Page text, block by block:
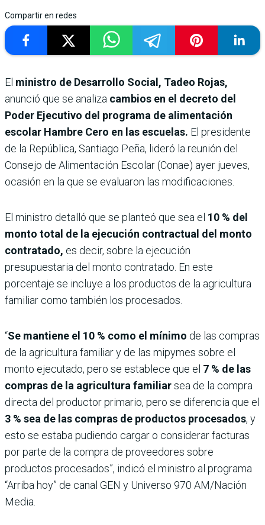
Compartir en redes
El ministro de Desarrollo Social, Tadeo Rojas,
anunció que se analiza cambios en el decreto del
Poder Ejecutivo del programa de alimentación
escolar Hambre Cero en las escuelas. El presidente
de la República, Santiago Peña, lideró la reunión del
Consejo de Alimentación Escolar (Conae) ayer jueves,
ocasión en la que se evaluaron las modificaciones.
El ministro detalló que se planteó que sea el 10 % del
monto total de la ejecución contractual del monto
contratado, es decir, sobre la ejecución
presupuestaria del monto contratado. En este
porcentaje se incluye a los productos de la agricultura
familiar como también los procesados.
“Se mantiene el 10 % como el mínimo de las compras
de la agricultura familiar y de las mipymes sobre el
monto ejecutado, pero se establece que el 7 % de las
compras de la agricultura familiarsea de la compra
directa del productor primario, pero se diferencia que el
3 % sea de las compras de productos procesados, y
esto se estaba pudiendo cargar o considerar facturas
por parte de la compra de proveedores sobre
productos procesados”, indicó el ministro al programa
“Arriba hoy” de canal GEN y Universo 970 AM/Nación
Media.